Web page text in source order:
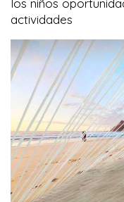
los niños
actividades